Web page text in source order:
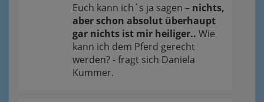
Euch kann ich´s ja sagen – nichts,
aber schon absolut überhaupt
gar nichts ist mir heiliger.. Wie
kann ich dem Pferd gerecht
werden? - fragt sich Daniela
Kummer.